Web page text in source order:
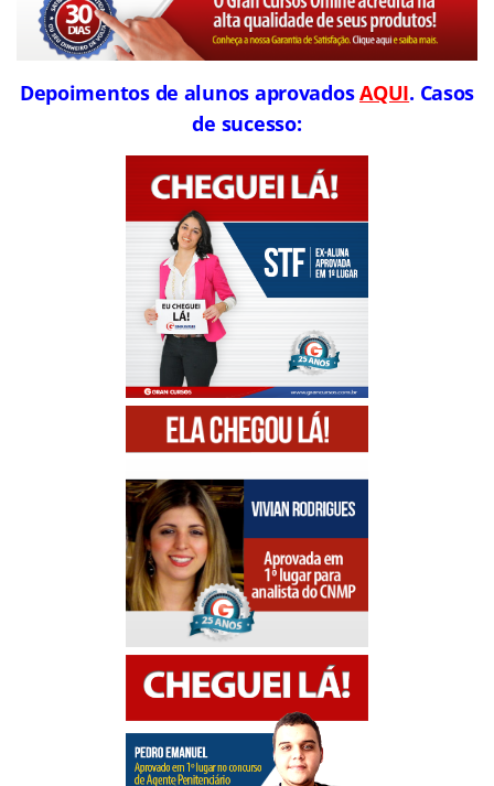
Depoimentos de alunos aprovadosAQUI. Casos
de sucesso: